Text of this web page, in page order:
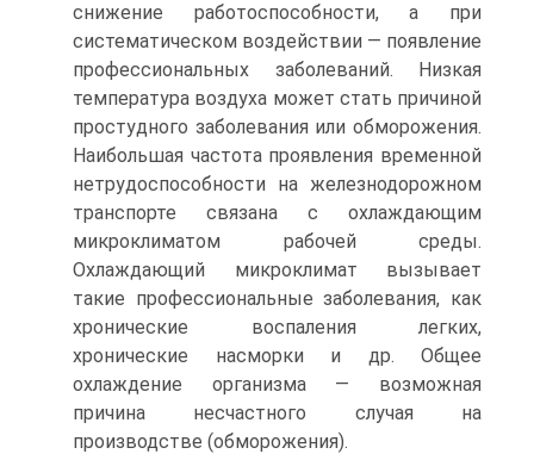
снижение работоспособности, а при
систематическом воздействии — появление
профессиональных заболеваний. Низкая
температура воздуха может стать причиной
простудного заболевания или обморожения.
Наибольшая частота проявления временной
нетрудоспособности на железнодорожном
транспорте связана с охлаждающим
микроклиматом рабочей среды.
Охлаждающий микроклимат вызывает
такие профессиональные заболевания, как
хронические воспаления легких,
хронические насморки и др. Общее
охлаждение организма — возможная
причина несчастного случая на
производстве (обморожения).